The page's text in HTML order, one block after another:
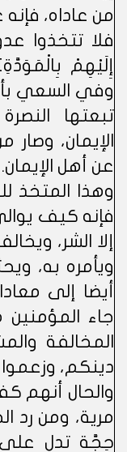
من عاداه،
فلا تتخذوا
إِلَيْهِمْ
وفي السعي
تبعتها
الإيمان،
عن أهل الإيمان.
وهذا المتخذ
فإنه كيف
إلا الشر،
ويأمره به،
أيضا إلى
جاء
المخالفة
دينكم،
والحال أنهم
مرية، ومن رد
حِجَّة تدل على